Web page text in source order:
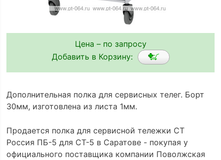
Цена – по запросу
Добавить в Корзину:
Дополнительная полка для сервисных телег. Борт
30мм, изготовлена из листа 1мм.
Продается полка для сервисной тележки СТ
Россия ПБ-5 для СТ-5 в Саратове - покупая у
официального поставщика компании Поволжская